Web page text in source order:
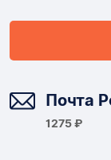
Почта
1275 ₽